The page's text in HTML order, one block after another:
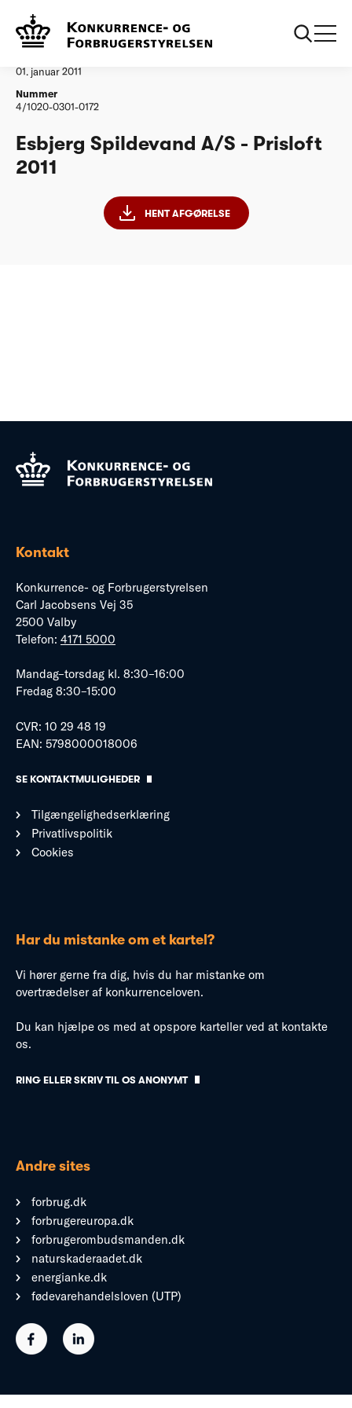
Vandtilsyn
01. januar 2011
Nummer
4/1020-0301-0172
Esbjerg Spildevand A/S - Prisloft
2011
HENT AFGØRELSE
Kontakt
Konkurrence- og Forbrugerstyrelsen
Carl Jacobsens Vej 35
2500 Valby
Telefon: 4171 5000
Mandag–torsdag kl. 8:30–16:00
Fredag 8:30–15:00
CVR: 10 29 48 19
EAN: 5798000018006
SE KONTAKTMULIGHEDER
Tilgængelighedserklæring
Privatlivspolitik
Cookies
Har du mistanke om et kartel?
Vi hører gerne fra dig, hvis du har mistanke om
overtrædelser af konkurrenceloven.
Du kan hjælpe os med at opspore karteller ved at kontakte
os.
RING ELLER SKRIV TIL OS ANONYMT
Andre sites
forbrug.dk
forbrugereuropa.dk
forbrugerombudsmanden.dk
naturskaderaadet.dk
energianke.dk
fødevarehandelsloven (UTP)